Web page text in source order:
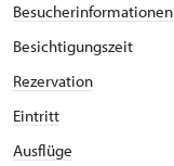
Besucherinformationen
Besichtigungszeit
Rezervation
Eintritt
Ausflüge